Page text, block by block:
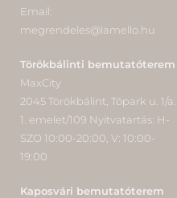
Email:
megrendeles@lamello.hu
Törökbálinti bemutatóterem
MaxCity
2045 Törökbálint, Tópark u. 1/a.
1. emelet/109 Nyitvatartás: H-
SZO 10:00-20:00, V: 10:00-
19:00
Kaposvári bemutatóterem